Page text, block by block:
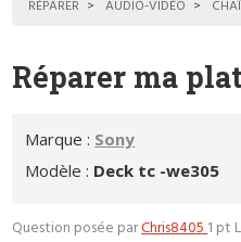
RÉPARER AUDIO-VIDÉO
Réparer ma
Marque : Sony
Modèle : Deck tc -we305
Question posée parChris84051 pt